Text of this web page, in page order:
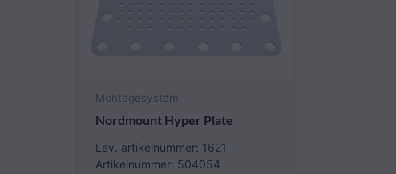
Montagesystem
Nordmount Hyper Plate
Lev. artikelnummer: 1621
Artikelnummer: 504054